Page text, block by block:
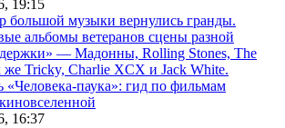
19:15
большой музыки вернулись гранды.
альбомы ветеранов сцены разной
— Мадонны, Rolling Stones, The
же Tricky, Charlie XCX и Jack White.
«Человека-паука»: гид по фильмам
16:37